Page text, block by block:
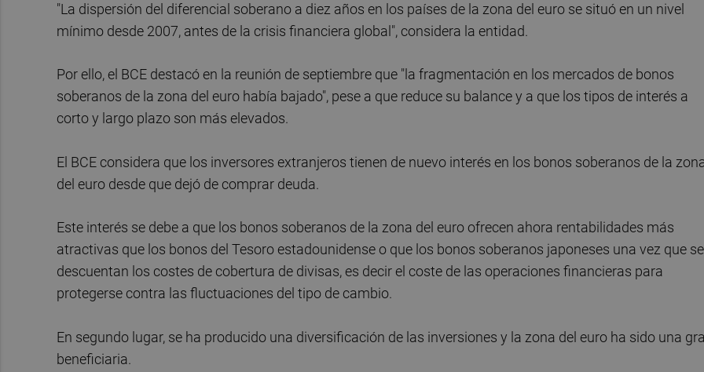
"La dispersión del diferencial soberano a diez años en los países de la zona del euro se situó en un nivel
mínimo desde 2007, antes de la crisis financiera global", considera la entidad.
Por ello, el BCE destacó en la reunión de septiembre que "la fragmentación en los mercados de bonos
soberanos de la zona del euro había bajado", pese a que reduce su balance y a que los tipos de interés a
corto y largo plazo son más elevados.
El BCE considera que los inversores extranjeros tienen de nuevo interés en los bonos soberanos de la
del euro desde que dejó de comprar deuda.
Este interés se debe a que los bonos soberanos de la zona del euro ofrecen ahora rentabilidades más
atractivas que los bonos del Tesoro estadounidense o que los bonos soberanos japoneses una vez que se
descuentan los costes de cobertura de divisas, es decir el coste de las operaciones financieras para
protegerse contra las fluctuaciones del tipo de cambio.
En segundo lugar, se ha producido una diversificación de las inversiones y la zona del euro ha sido una
beneficiaria.